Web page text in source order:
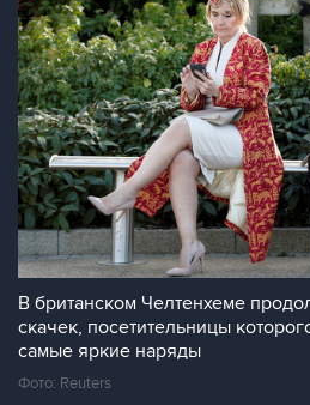
В британском Челтенхеме
скачек, посетительницы
самые яркие наряды
Фото: Reuters